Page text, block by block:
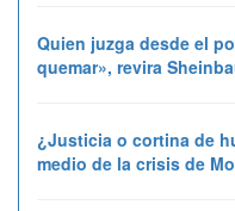
Quien juzga desde el
quemar», revira
¿Justicia o cortina de
medio de la crisis de